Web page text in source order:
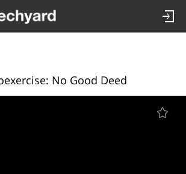
No Good Deed